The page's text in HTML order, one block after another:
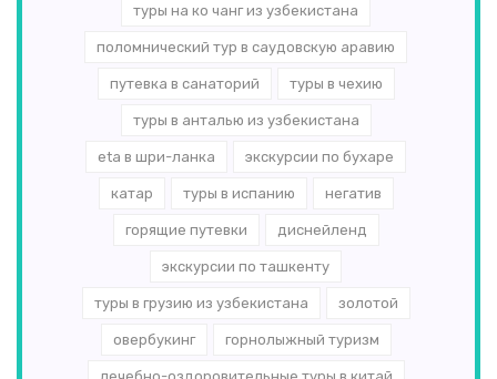
туры на ко чанг из узбекистана
поломнический тур в саудовскую аравию
путевка в санаторий туры в чехию
туры в анталью из узбекистана
eta в шри-ланка экскурсии по бухаре
катар туры в испанию негатив
горящие путевки диснейленд
экскурсии по ташкенту
туры в грузию из узбекистана золотой
овербукинг горнолыжный туризм